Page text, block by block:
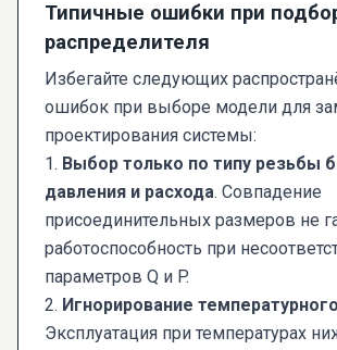
Типичные ошибки при
распределителя
Избегайте следующих
ошибок при выборе модели для
проектирования системы:
1. Выбор только по типу резьбы
давления и расхода. Совпадение
присоединительных размеров не
работоспособность при
параметров Q и P.
2. Игнорирование
Эксплуатация при температурах